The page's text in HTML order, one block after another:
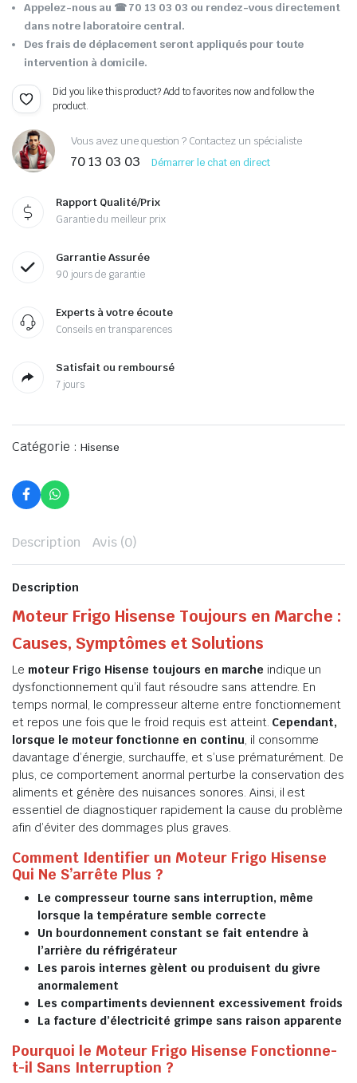
Appelez-nous au ☎ 70 13 03 03 ou rendez-vous directement
dans notre laboratoire central.
Des frais de déplacement seront appliqués pour toute
intervention à domicile.
Did you like this product? Add to favorites now and follow the
product.
Vous avez une question ? Contactez un spécialiste
70 13 03 03 Démarrer le chat en direct
Rapport Qualité/Prix
Garantie du meilleur prix
Garrantie Assurée
90 jours de garantie
Experts à votre écoute
Conseils en transparences
Satisfait ou remboursé
7 jours
Catégorie : Hisense
Description Avis (0)
Description
Moteur Frigo Hisense Toujours en Marche :
Causes, Symptômes et Solutions
Le moteur Frigo Hisense toujours en marche indique un
dysfonctionnement qu’il faut résoudre sans attendre. En
temps normal, le compresseur alterne entre fonctionnement
et repos une fois que le froid requis est atteint. Cependant,
lorsque le moteur fonctionne en continu, il consomme
davantage d’énergie, surchauffe, et s’use prématurément. De
plus, ce comportement anormal perturbe la conservation des
aliments et génère des nuisances sonores. Ainsi, il est
essentiel de diagnostiquer rapidement la cause du problème
afin d’éviter des dommages plus graves.
Comment Identifier un Moteur Frigo Hisense
Qui Ne S’arrête Plus ?
Le compresseur tourne sans interruption, même
lorsque la température semble correcte
Un bourdonnement constant se fait entendre à
l’arrière du réfrigérateur
Les parois internes gèlent ou produisent du givre
anormalement
Les compartiments deviennent excessivement froids
La facture d’électricité grimpe sans raison apparente
Pourquoi le Moteur Frigo Hisense Fonctionne-
t-il Sans Interruption ?